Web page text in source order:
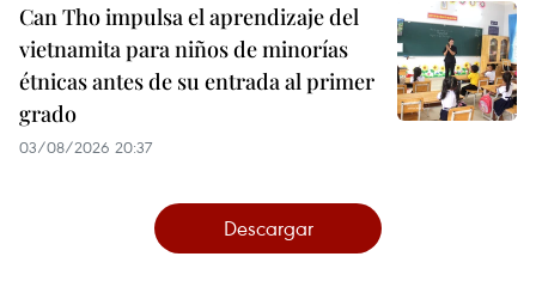
Can Tho impulsa el aprendizaje del
vietnamita para niños de minorías
étnicas antes de su entrada al primer
grado
03/08/2026 20:37
Descargar